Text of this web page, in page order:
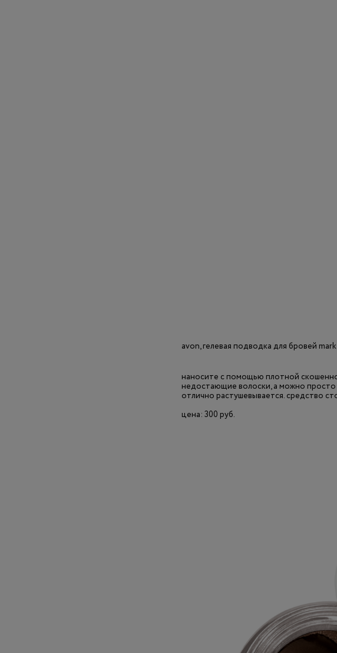
avon, гелевая подводка для бровей
наносите с помощью плотной
недостающие волоски, а можно просто
отлично растушевывается. средство
цена: 300 руб.